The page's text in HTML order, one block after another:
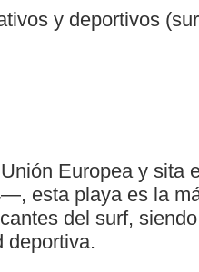
y deportivos
Europea y sita
esta playa es la
del surf,
deportiva.